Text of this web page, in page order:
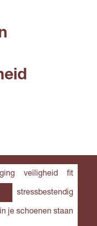
veiligheid fit
stressbestendig
je schoenen staan